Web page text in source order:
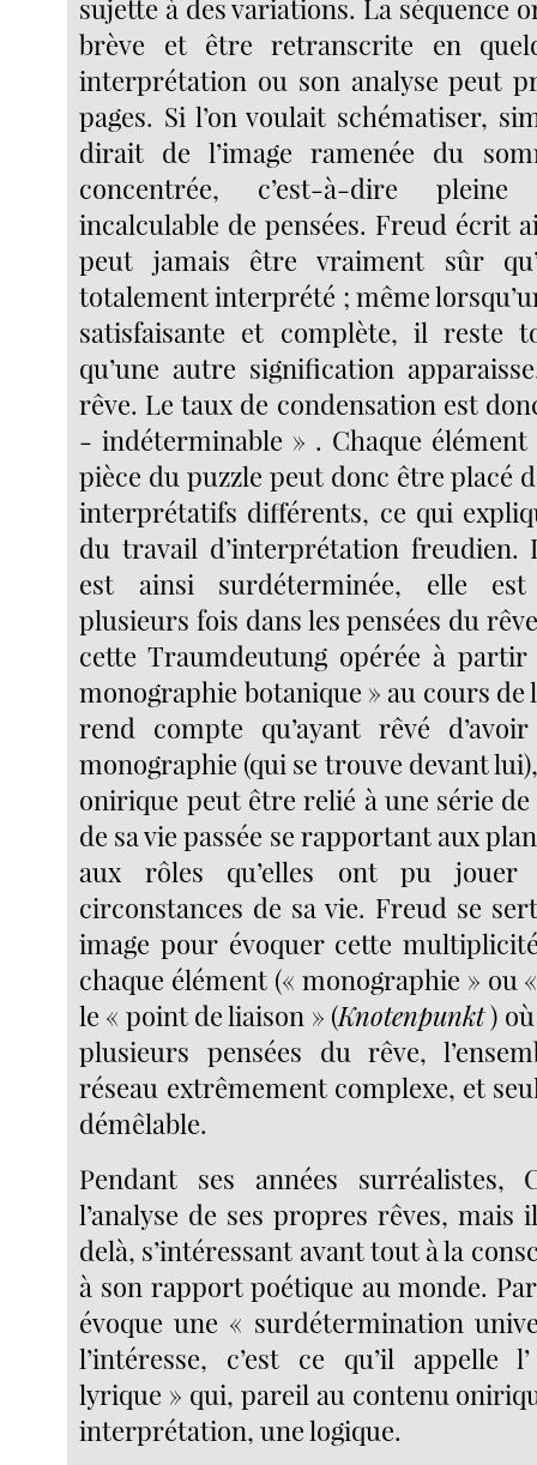
sujette à des variations. La séquence
brève et être retranscrite en
interprétation ou son analyse peut
pages. Si l’on voulait schématiser,
dirait de l’image ramenée du
concentrée, c’est-à-dire
incalculable de pensées. Freud écrit
peut jamais être vraiment sûr
totalement interprété ; même
satisfaisante et complète, il reste
qu’une autre signification
rêve. Le taux de condensation est
- indéterminable » . Chaque
pièce du puzzle peut donc être placé
interprétatifs différents, ce qui
du travail d’interprétation freudien.
est ainsi surdéterminée, elle
plusieurs fois dans les pensées du
cette Traumdeutung opérée à
monographie botanique » au cours de
rend compte qu’ayant rêvé
monographie (qui se trouve devant
onirique peut être relié à une série
de sa vie passée se rapportant aux
aux rôles qu’elles ont pu jouer
circonstances de sa vie. Freud se
image pour évoquer cette
chaque élément (« monographie » ou
le « point de liaison » (Knotenpunkt)
plusieurs pensées du rêve,
réseau extrêmement complexe, et
démêlable.
Pendant ses années surréalistes,
l’analyse de ses propres rêves,
delà, s’intéressant avant tout à la
à son rapport poétique au monde.
évoque une « surdétermination
l’intéresse, c’est ce qu’il appelle
lyrique » qui, pareil au contenu
interprétation, une logique.